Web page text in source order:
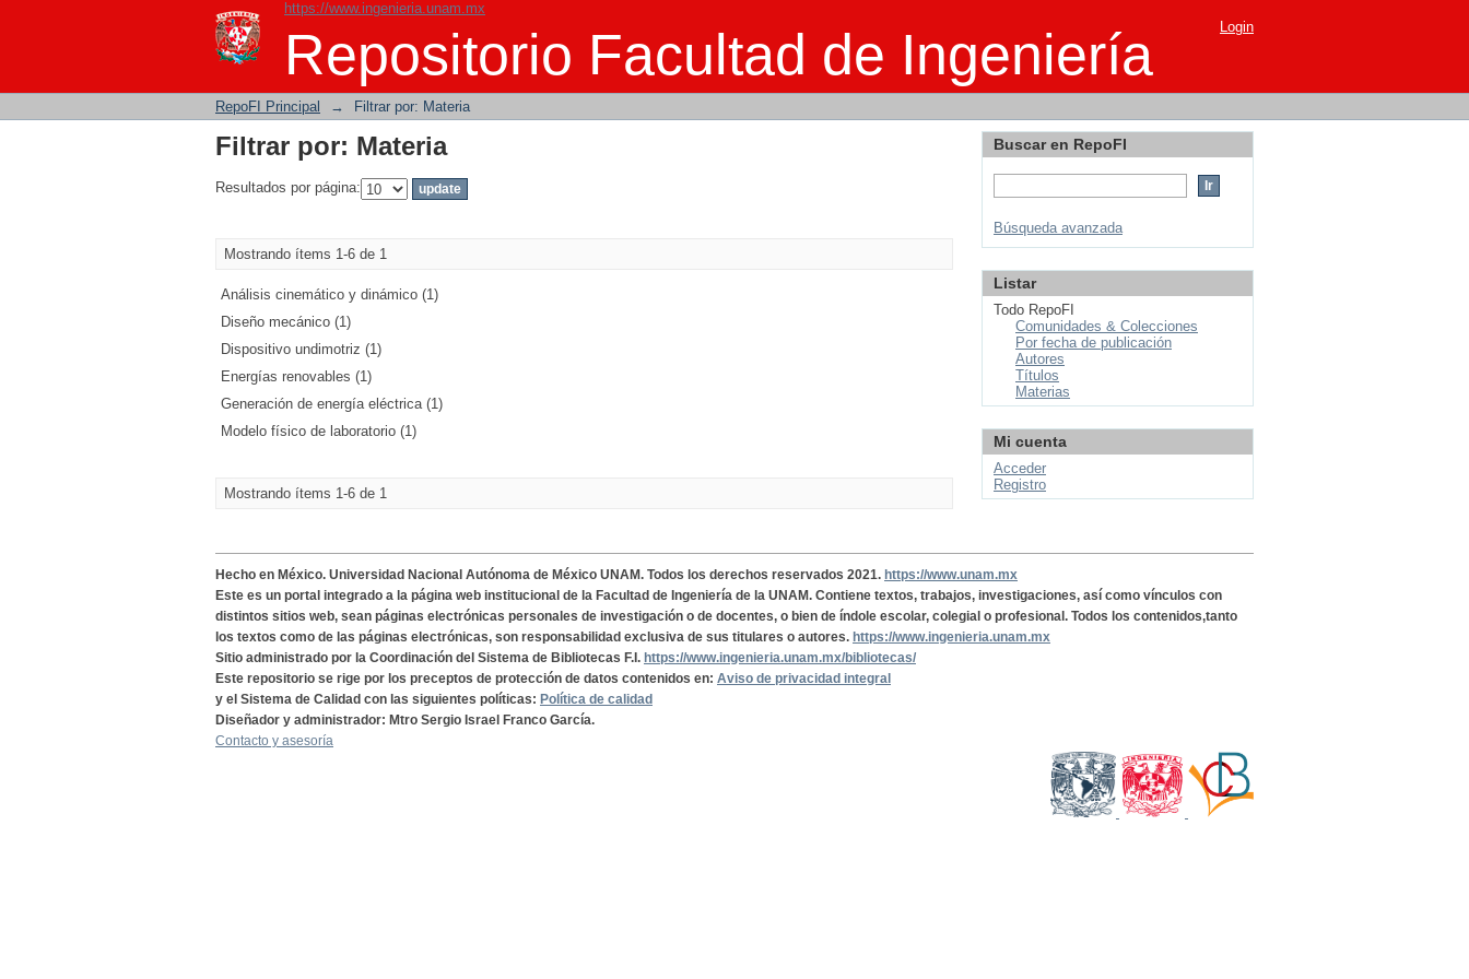
https://www.ingenieria.unam.mx
Repositorio Facultad de Ingeniería
Filtrar por: Materia Login
RepoFI Principal → Filtrar por: Materia
Filtrar por: Materia
Resultados por página:
Mostrando ítems 1-6 de 1
Análisis cinemático y dinámico (1)
Diseño mecánico (1)
Dispositivo undimotriz (1)
Energías renovables (1)
Generación de energía eléctrica (1)
Modelo físico de laboratorio (1)
Mostrando ítems 1-6 de 1
Buscar en RepoFI
Búsqueda avanzada
Listar
Todo RepoFI
Comunidades & Colecciones
Por fecha de publicación
Autores
Títulos
Materias
Mi cuenta
Acceder
Registro
Hecho en México. Universidad Nacional Autónoma de México UNAM. Todos los derechos reservados 2021. https://www.unam.mx
Este es un portal integrado a la página web institucional de la Facultad de Ingeniería de la UNAM. Contiene textos, trabajos, investigaciones, así como vínculos con
distintos sitios web, sean páginas electrónicas personales de investigación o de docentes, o bien de índole escolar, colegial o profesional. Todos los contenidos,tanto
los textos como de las páginas electrónicas, son responsabilidad exclusiva de sus titulares o autores. https://www.ingenieria.unam.mx
Sitio administrado por la Coordinación del Sistema de Bibliotecas F.I. https://www.ingenieria.unam.mx/bibliotecas/
Este repositorio se rige por los preceptos de protección de datos contenidos en: Aviso de privacidad integral
y el Sistema de Calidad con las siguientes políticas: Política de calidad
Diseñador y administrador: Mtro Sergio Israel Franco García.
Contacto y asesoría